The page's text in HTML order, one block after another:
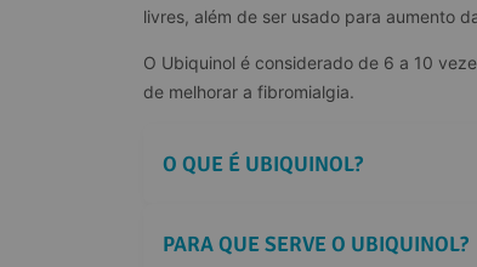
livres, além de ser usado para aumento
O Ubiquinol é considerado de 6 a 10
de melhorar a fibromialgia.
O QUE É UBIQUINOL?
PARA QUE SERVE O UBIQUINOL?